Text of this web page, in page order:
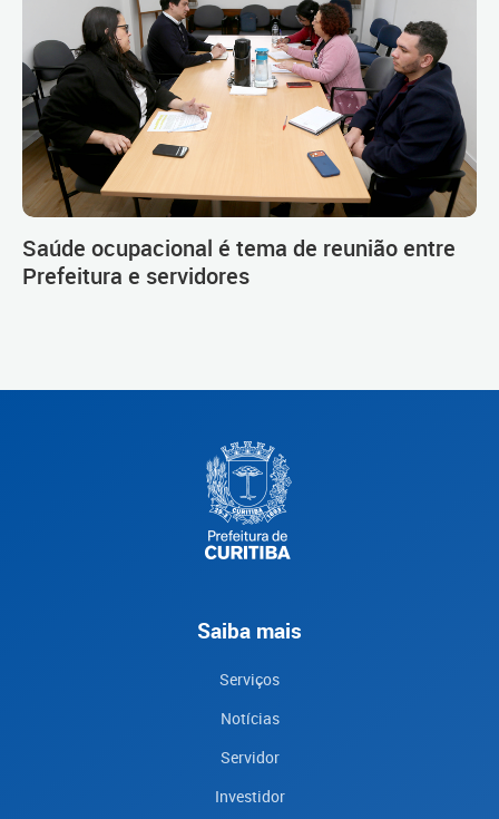
Saúde ocupacional é tema de reunião entre
Prefeitura e servidores
Saiba mais
Serviços
Notícias
Servidor
Investidor